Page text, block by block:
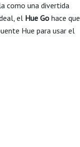
como una divertida
el Hue Go hace que
Hue para usar el